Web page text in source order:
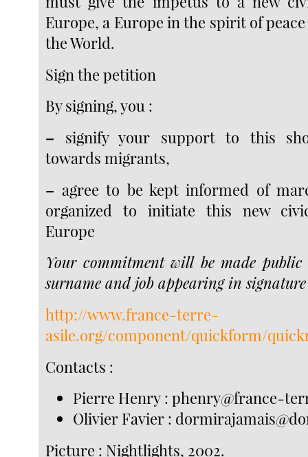
Europe, a Europe in the spirit of
the World.
Sign the petition
By signing, you :
– signify your support to this
towards migrants,
– agree to be kept informed of
organized to initiate this new
Europe
Your commitment will be made
surname and job appearing in
http://www.france-terre-
asile.org/component/quickform/
Contacts :
Pierre Henry : phenry@france-
Olivier Favier :
Picture : Nightlights, 2002.